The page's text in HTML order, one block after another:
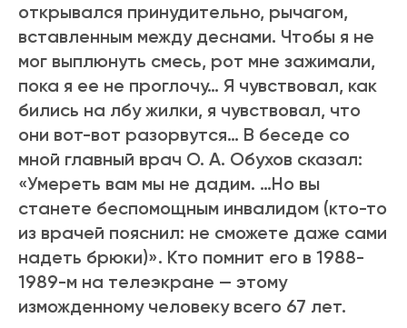
открывался принудительно, рычагом,
вставленным между деснами. Чтобы я не
мог выплюнуть смесь, рот мне зажимали,
пока я ее не проглочу… Я чувствовал, как
бились на лбу жилки, я чувствовал, что
они вот-вот разорвутся… В беседе со
мной главный врач О. А. Обухов сказал:
«Умереть вам мы не дадим. …Но вы
станете беспомощным инвалидом (кто-то
из врачей пояснил: не сможете даже сами
надеть брюки)». Кто помнит его в 1988-
1989-м на телеэкране — этому
изможденному человеку всего 67 лет.